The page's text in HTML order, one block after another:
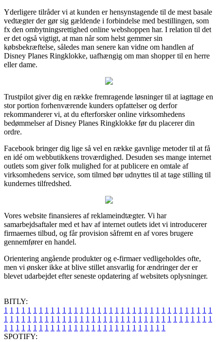
Yderligere tilråder vi at kunden er hensynstagende til de mest basale
vedtægter der gør sig gældende i forbindelse med bestillingen, som
fx den ombytningsrettighed online webshoppen har. I relation til det
er det også vigtigt, at man når som helst gemmer sin
købsbekræftelse, således man senere kan vidne om handlen af
Disney Planes Ringklokke, uafhængig om man shopper til en herre
eller dame.
Trustpilot giver dig en række fremragende løsninger til at iagttage en
stor portion forhenværende kunders opfattelser og derfor
rekommanderer vi, at du efterforsker online virksomhedens
bedømmelser af Disney Planes Ringklokke før du placerer din
ordre.
Facebook bringer dig lige så vel en række gavnlige metoder til at få
en idé om webbutikkens troværdighed. Desuden ses mange internet
outlets som giver folk mulighed for at publicere en omtale af
virksomhedens service, som tilmed bør udnyttes til at tage stilling til
kundernes tilfredshed.
Vores website finansieres af reklameindtægter. Vi har
samarbejdsaftaler med et hav af internet outlets idet vi introducerer
firmaernes tilbud, og får provision såfremt en af vores brugere
gennemfører en handel.
Orientering angående produkter og e-firmaer vedligeholdes ofte,
men vi ønsker ikke at blive stillet ansvarlig for ændringer der er
blevet udarbejdet efter seneste opdatering af websitets oplysninger.
BITLY:
1 1 1 1 1 1 1 1 1 1 1 1 1 1 1 1 1 1 1 1 1 1 1 1 1 1 1 1 1 1 1 1 1 1 1 1
1 1 1 1 1 1 1 1 1 1 1 1 1 1 1 1 1 1 1 1 1 1 1 1 1 1 1 1 1 1 1 1 1 1 1 1
1 1 1 1 1 1 1 1 1 1 1 1 1 1 1 1 1 1 1 1 1 1 1 1 1 1 1 1
SPOTIFY: